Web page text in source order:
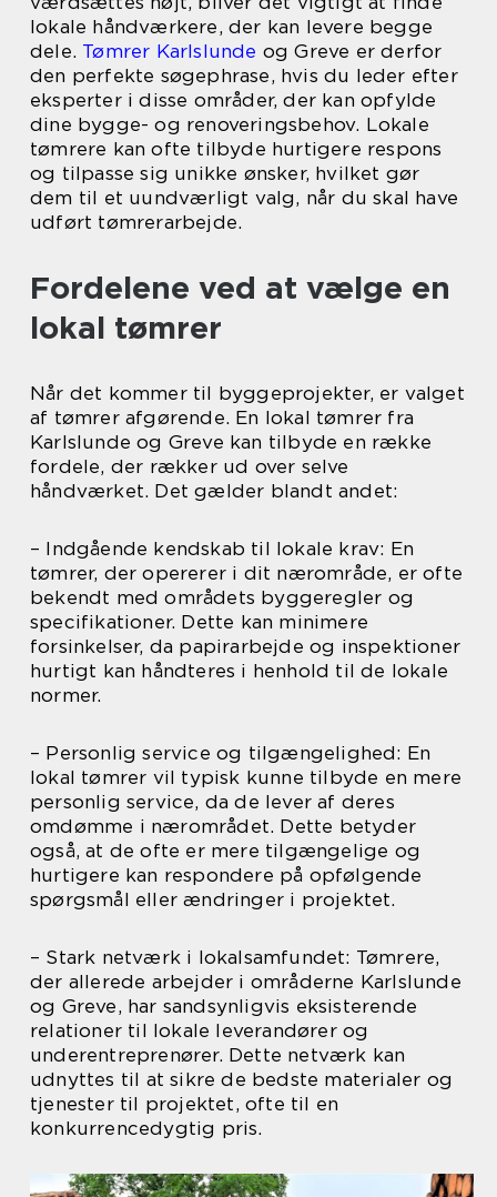
lokale håndværkere, der kan levere begge
dele. Tømrer Karlslunde og Greve er derfor
den perfekte søgephrase, hvis du leder efter
eksperter i disse områder, der kan opfylde
dine bygge- og renoveringsbehov. Lokale
tømrere kan ofte tilbyde hurtigere respons
og tilpasse sig unikke ønsker, hvilket gør
dem til et uundværligt valg, når du skal have
udført tømrerarbejde.
Fordelene ved at vælge en
lokal tømrer
Når det kommer til byggeprojekter, er valget
af tømrer afgørende. En lokal tømrer fra
Karlslunde og Greve kan tilbyde en række
fordele, der rækker ud over selve
håndværket. Det gælder blandt andet:
– Indgående kendskab til lokale krav: En
tømrer, der opererer i dit nærområde, er ofte
bekendt med områdets byggeregler og
specifikationer. Dette kan minimere
forsinkelser, da papirarbejde og inspektioner
hurtigt kan håndteres i henhold til de lokale
normer.
– Personlig service og tilgængelighed: En
lokal tømrer vil typisk kunne tilbyde en mere
personlig service, da de lever af deres
omdømme i nærområdet. Dette betyder
også, at de ofte er mere tilgængelige og
hurtigere kan respondere på opfølgende
spørgsmål eller ændringer i projektet.
– Stark netværk i lokalsamfundet: Tømrere,
der allerede arbejder i områderne Karlslunde
og Greve, har sandsynligvis eksisterende
relationer til lokale leverandører og
underentreprenører. Dette netværk kan
udnyttes til at sikre de bedste materialer og
tjenester til projektet, ofte til en
konkurrencedygtig pris.